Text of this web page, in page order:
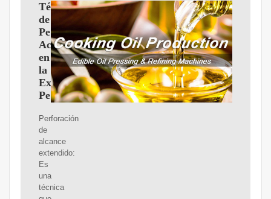
Técnicas
de
Perforación
Actuales
en
la
Extracción
Petrolera
Perforación
de
alcance
extendido:
Es
una
técnica